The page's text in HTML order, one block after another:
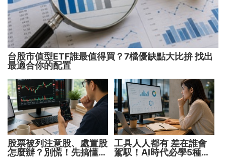
台股市值型ETF誰最值得買？7檔優缺點大比拚 找出
最適合你的配置
股票被列注意股、處置股
怎麼辦？別慌！先搞懂背
工具人人都有 差在誰會
駕馭！AI時代必學5種能